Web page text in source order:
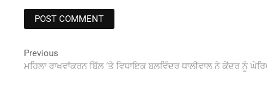
Post
navigation
Previous
post:
ਮਹਿਲਾ ਰਾਖਵਾਂਕਰਨ ਬਿੱਲ ‘ਤੇ ਵਿਧਾਇਕ ਬਲਵਿੰਦਰ ਧਾਲੀਵਾਲ ਨੇ ਕੇਂਦਰ ਨੂੰ